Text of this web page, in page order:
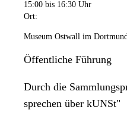
15:00 bis 16:30 Uhr
Ort:
Museum Ostwall im
Öffentliche Führung
Durch die
sprechen über kUNSt"